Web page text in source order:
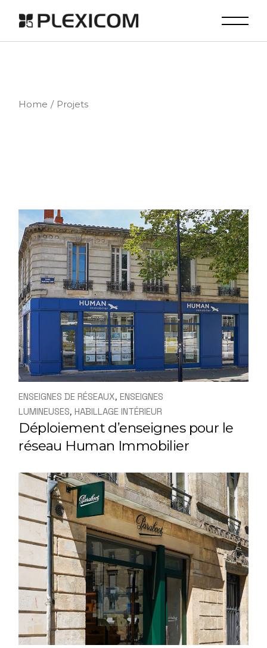
content
Home Projets
ENSEIGNES DE RÉSEAUX ENSEIGNES
LUMINEUSES HABILLAGE INTÉRIEUR
Déploiement d’enseignes pour le
réseau Human Immobilier